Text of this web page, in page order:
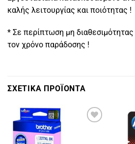
καλής λειτουργίας και ποιότητας !
* Σε περίπτωση μη
τον χρόνο παράδοσης !
ΣΧΕΤΙΚΑ ΠΡΟΪΟΝΤΑ